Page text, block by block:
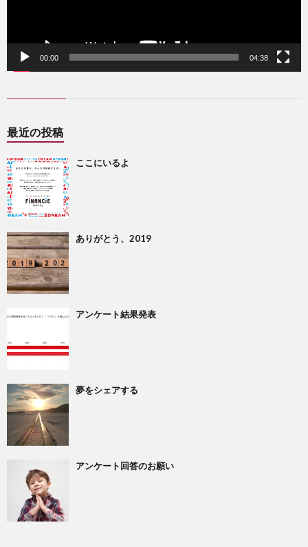
00:00 04:38
最近の投稿
ここにいるよ
ありがとう、2019
アンケート結果発表
夢をシェアする
アンケート回答のお願い